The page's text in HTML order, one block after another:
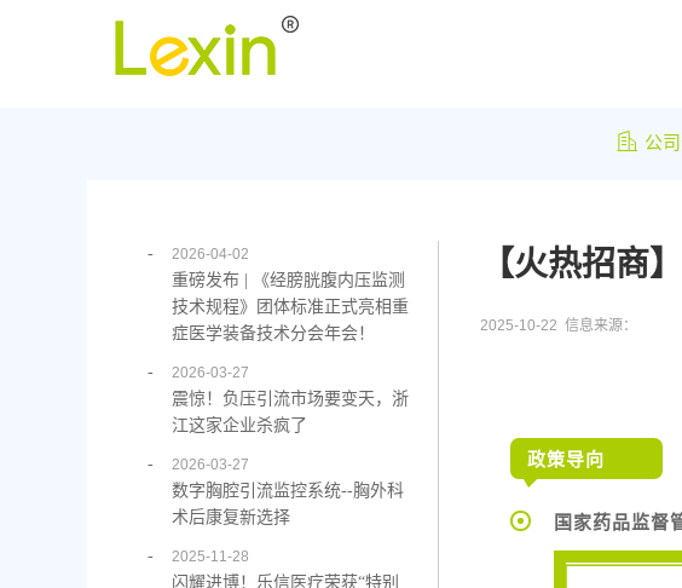
公
- 2026-04-02
重磅发布 | 《经膀胱腹内压监测
技术规程》团体标准正式亮相重
症医学装备技术分会年会！
- 2026-03-27
震惊！负压引流市场要变天，浙
江这家企业杀疯了
- 2026-03-27
数字胸腔引流监控系统--胸外科
术后康复新选择
- 2025-11-28
闪耀进博！乐信医疗荣获“特别
【火热招商
2025-10-22 信息来源：
政策导向
国家药品监督